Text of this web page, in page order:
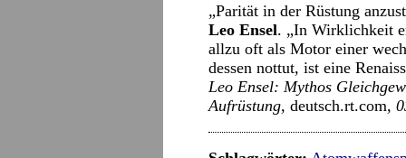
„Parität in der Rüstung
Leo Ensel. „In Wirklichkeit
allzu oft als Motor einer
dessen nottut, ist eine
Leo Ensel: Mythos
Aufrüstung, deutsch.rt.com,